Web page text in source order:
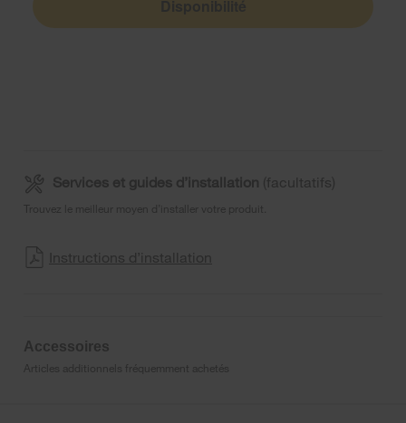
Services et guides d’installation (facultatifs)
Trouvez le meilleur moyen d’installer votre produit.
Instructions d’installation
Accessoires
Articles additionnels fréquemment achetés